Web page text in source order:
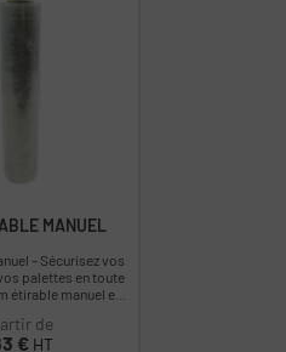
MANUEL
– Sécurisez vos
palettes en toute
pour les...
de
€ HT